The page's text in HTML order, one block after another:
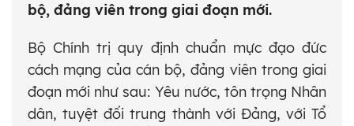
bộ, đảng viên trong giai đoạn mới.
Bộ Chính trị quy định chuẩn mực đạo đức
cách mạng của cán bộ, đảng viên trong giai
đoạn mới như sau: Yêu nước, tôn trọng Nhân
dân, tuyệt đối trung thành với Đảng, với Tổ